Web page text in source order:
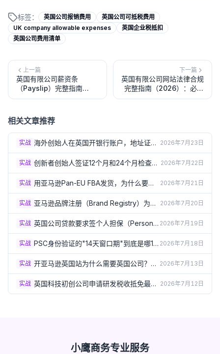
标签： 英国公司报销费用
英国公司可抵税费用
UK company allowable expenses
英国企业税抵扣
英国公司费用清单
上一篇
英国有限公司薪资条
（Payslip）完整指南
（2026）：法定项目、
下一篇
英国有限公司网站法律合规
完整指南（2026）：必须
显示的公司信息、隐私政策
相关文章推荐
实战 海外创始人在英国开银行账户，地址证明
总被拒？3个实操方案（2026）
2026年7月23日
实战 创新者创始人签证12个月和24个月检查
点：怎样才算"进展达标"？（2026）
2026年7月22日
实战 用亚马逊Pan-EU FBA发货，为什么要在
德法意西波5国注册VAT？（2026）
2026年7月21日
实战 亚马逊品牌注册（Brand Registry）为什
么必须要有英国商标？（2026）
2026年7月20日
实战 英国公司贷款要求签个人担保（Personal
Guarantee）？签之前必须了解的风险
（2026）
2026年7月19日
实战 PSC身份验证的"14天窗口期"到底是哪14
天？出生月份规则详解（2026）
2026年7月18日
实战 开亚马逊英国站为什么需要英国公司？企
业卖家资质要求详解（2026）
2026年7月13日
实战 英国科技初创公司申请研发税收抵免最容
易踩的5个坑（2026）
2026年7月12日
小鹰商务专业服务